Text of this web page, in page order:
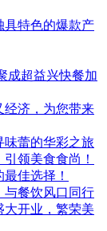
特色的爆款产
成超益兴快餐加
经济，为您带来
味蕾的华彩之旅
领美食食尚！
佳选择！
与餐饮风口同行
大开业，繁荣美